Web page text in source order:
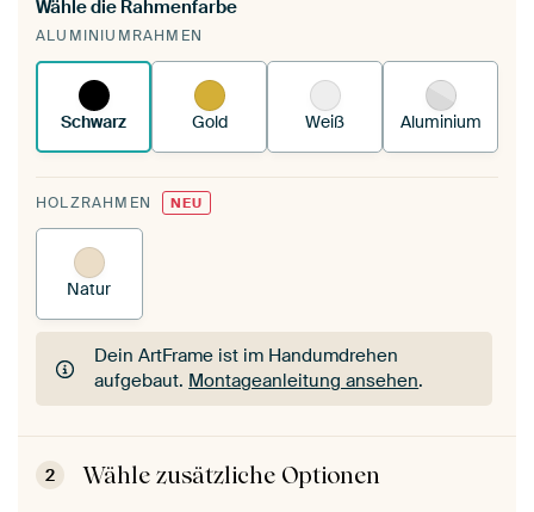
Du spannst einen wechselbaren Textiltuch in
deinen vorhandenen ArtFrame™.
funktioniert es.
Wähle die Rahmenfarbe
ALUMINIUMRAHMEN
Schwarz Gold Weiß Aluminium
HOLZRAHMEN NEU
Natur
Dein ArtFrame ist im Handumdrehen
aufgebaut. Montageanleitung ansehen.
Dein ArtFrame ist im Handumdrehen
aufgebaut.Montageanleitung ansehen
2 Wähle zusätzliche Optionen